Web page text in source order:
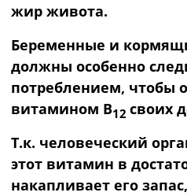
жир живота.
Беременные и
должны особенно
потреблением, чтобы
витамином B12 своих
Т.к. человеческий
этот витамин в
накапливает его